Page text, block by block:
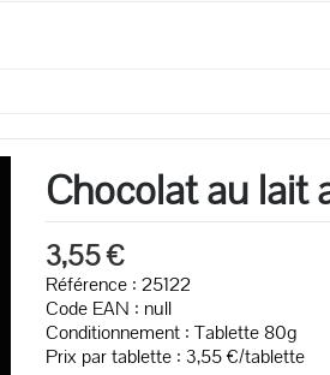
Chocolat au lait
3,55 €
Référence : 25122
Code EAN : null
Conditionnement : Tablette 80g
Prix par tablette : 3,55 €/tablette